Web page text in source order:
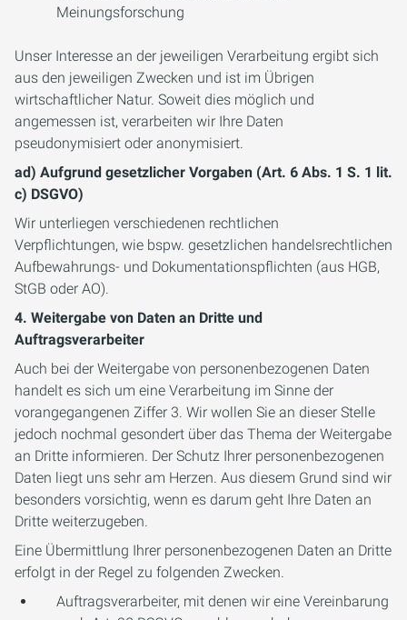
Meinungsforschung
Unser Interesse an der jeweiligen Verarbeitung ergibt sich
aus den jeweiligen Zwecken und ist im Übrigen
wirtschaftlicher Natur. Soweit dies möglich und
angemessen ist, verarbeiten wir Ihre Daten
pseudonymisiert oder anonymisiert.
ad) Aufgrund gesetzlicher Vorgaben (Art. 6 Abs. 1 S. 1 lit.
c) DSGVO)
Wir unterliegen verschiedenen rechtlichen
Verpflichtungen, wie bspw. gesetzlichen handelsrechtlichen
Aufbewahrungs- und Dokumentationspflichten (aus HGB,
StGB oder AO).
4. Weitergabe von Daten an Dritte und
Auftragsverarbeiter
Auch bei der Weitergabe von personenbezogenen Daten
handelt es sich um eine Verarbeitung im Sinne der
vorangegangenen Ziffer 3. Wir wollen Sie an dieser Stelle
jedoch nochmal gesondert über das Thema der Weitergabe
an Dritte informieren. Der Schutz Ihrer personenbezogenen
Daten liegt uns sehr am Herzen. Aus diesem Grund sind wir
besonders vorsichtig, wenn es darum geht Ihre Daten an
Dritte weiterzugeben.
Eine Übermittlung Ihrer personenbezogenen Daten an Dritte
erfolgt in der Regel zu folgenden Zwecken.
Auftragsverarbeiter, mit denen wir eine Vereinbarung